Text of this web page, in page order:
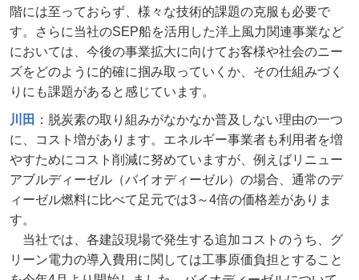
階には至っておらず、様々な技術的課題の克服も必要で
す。さらに当社のSEP船を活用した洋上風力関連事業など
においては、今後の事業拡大に向けてお客様や社会のニー
ズをどのように的確に掴み取っていくか、その仕組みづく
りにも課題があると感じています。
川田 ：脱炭素の取り組みがなかなか普及しない理由の一つ
に、コスト増があります。エネルギー事業者も利用者を増
やすためにコスト削減に努めていますが、例えばリニュー
アブルディーゼル（バイオディーゼル）の場合、通常のデ
ィーゼル燃料に比べて足元では3～4倍の価格差がありま
す。
当社では、各建設現場で発生する追加コストのうち、グ
リーン電力の導入費用に関しては工事原価負担とすること